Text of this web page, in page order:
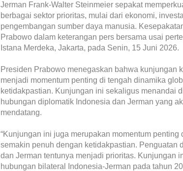
Jerman Frank-Walter Steinmeier sepakat
berbagai sektor prioritas, mulai dari ekonomi,
pengembangan sumber daya manusia.
Prabowo dalam keterangan pers bersama usai
Istana Merdeka, Jakarta, pada Senin, 15 Juni 2026.
Presiden Prabowo menegaskan bahwa kunjungan
menjadi momentum penting di tengah dinamika
ketidakpastian. Kunjungan ini sekaligus menandai
hubungan diplomatik Indonesia dan Jerman yang
mendatang.
“Kunjungan ini juga merupakan momentum
semakin penuh dengan ketidakpastian. Penguatan
dan Jerman tentunya menjadi prioritas. Kunjungan
hubungan bilateral Indonesia-Jerman pada tahun